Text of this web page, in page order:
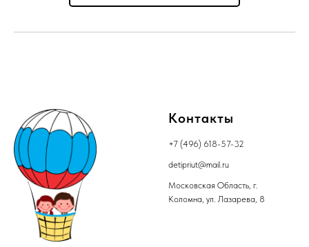
Контакты
+7 (496) 618-57-32
detipriut@mail.ru
Московская Область, г.
Коломна, ул. Лазарева, 8